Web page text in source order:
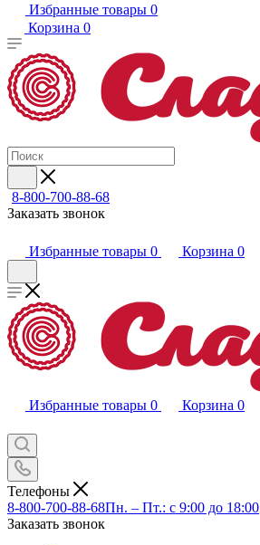
Избранные товары 0
Корзина 0
8-800-700-88-68
Заказать звонок
Избранные товары 0 Корзина 0
Избранные товары 0 Корзина 0
Телефоны
8-800-700-88-68Пн. – Пт.: с 9:00 до 18:00
Заказать звонок